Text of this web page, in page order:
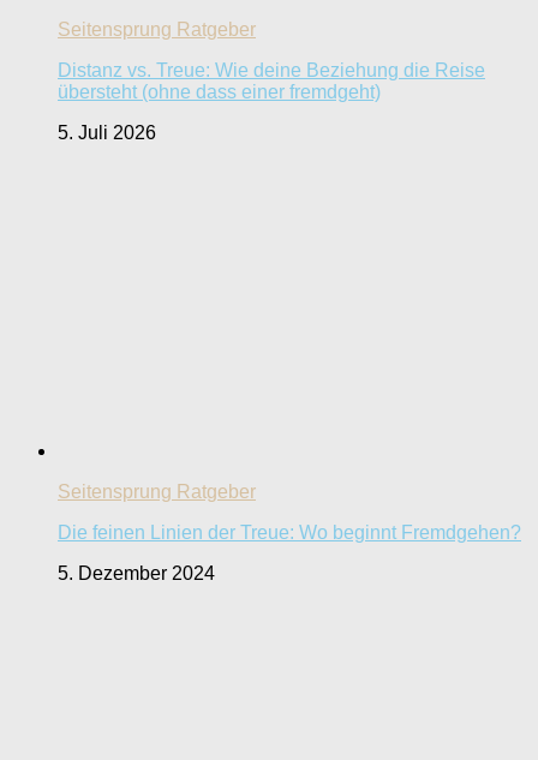
Seitensprung Ratgeber
Distanz vs. Treue: Wie deine Beziehung die Reise
übersteht (ohne dass einer fremdgeht)
5. Juli 2026
Seitensprung Ratgeber
Die feinen Linien der Treue: Wo beginnt Fremdgehen?
5. Dezember 2024